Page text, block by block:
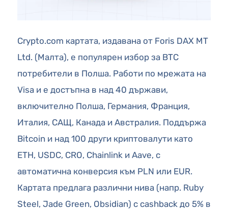
Crypto.com картата, издавана от Foris DAX MT
Ltd. (Малта), е популярен избор за BTC
потребители в Полша. Работи по мрежата на
Visa и е достъпна в над 40 държави,
включително Полша, Германия, Франция,
Италия, САЩ, Канада и Австралия. Поддържа
Bitcoin и над 100 други криптовалути като
ETH, USDC, CRO, Chainlink и Aave, с
автоматична конверсия към PLN или EUR.
Картата предлага различни нива (напр. Ruby
Steel, Jade Green, Obsidian) с cashback до 5% в